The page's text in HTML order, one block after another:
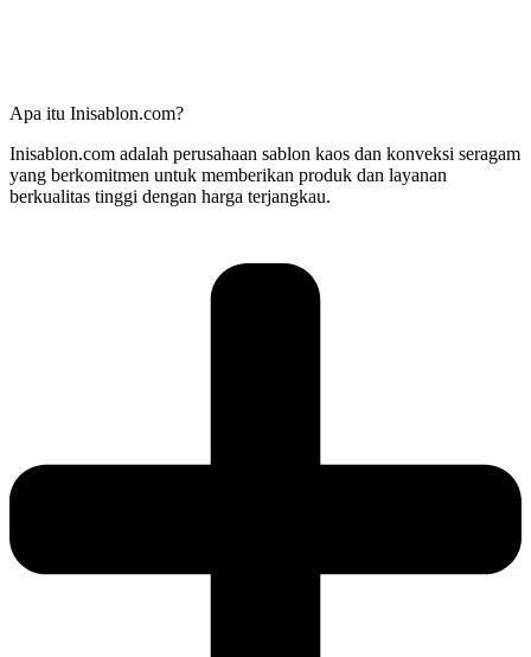
Apa itu Inisablon.com?
Inisablon.com adalah perusahaan sablon kaos dan konveksi seragam
yang berkomitmen untuk memberikan produk dan layanan
berkualitas tinggi dengan harga terjangkau.